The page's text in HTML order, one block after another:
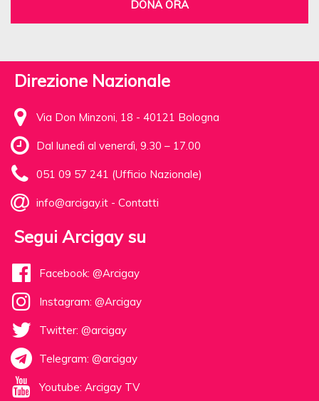
DONA ORA
Direzione Nazionale
Via Don Minzoni, 18 - 40121 Bologna
Dal lunedì al venerdì, 9.30 – 17.00
051 09 57 241 (Ufficio Nazionale)
info@arcigay.it - Contatti
Segui Arcigay su
Facebook: @Arcigay
Instagram: @Arcigay
Twitter: @arcigay
Telegram: @arcigay
Youtube: Arcigay TV